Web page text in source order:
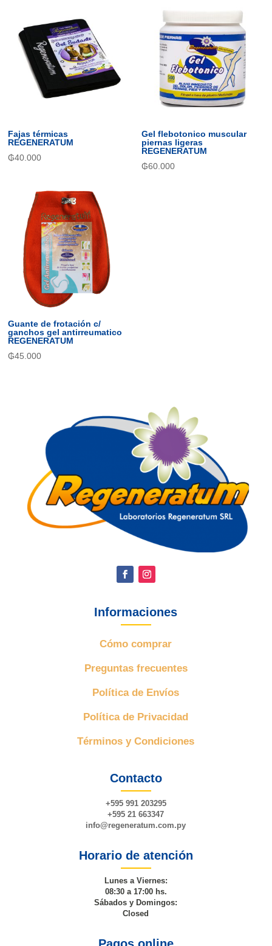
Fajas térmicas
REGENERATUM
₲40.000
Gel flebotonico muscular
piernas ligeras
REGENERATUM
₲60.000
Guante de frotación c/
ganchos gel antirreumatico
REGENERATUM
₲45.000
Informaciones
Cómo comprar
Preguntas frecuentes
Política de Envíos
Política de Privacidad
Términos y Condiciones
Contacto
+595 991 203295
+595 21 663347
info@regeneratum.com.py
Horario de atención
Lunes a Viernes:
08:30 a 17:00 hs.
Sábados y Domingos:
Closed